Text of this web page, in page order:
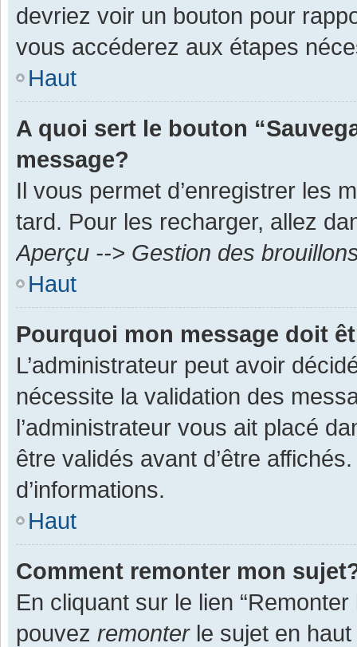
devriez voir un bouton pour
vous accéderez aux étapes
Haut
A quoi sert le bouton
message?
Il vous permet d’enregistrer les
tard. Pour les recharger, allez
Aperçu --> Gestion des
Haut
Pourquoi mon message doit
L’administrateur peut avoir
nécessite la validation des
l’administrateur vous ait placé
être validés avant d’être
d’informations.
Haut
Comment remonter mon
En cliquant sur le lien
pouvez remonterle sujet en haut